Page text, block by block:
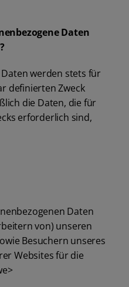
Daten
werden stets für
definierten Zweck
die Daten, die für
erforderlich sind,
Daten
von) unseren
Besuchern unseres
Websites für die